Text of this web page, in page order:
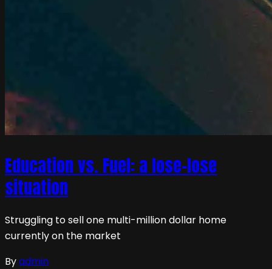
Education vs. Fuel: a lose-lose
situation
Struggling to sell one multi-million dollar home
currently on the market
Byadmin